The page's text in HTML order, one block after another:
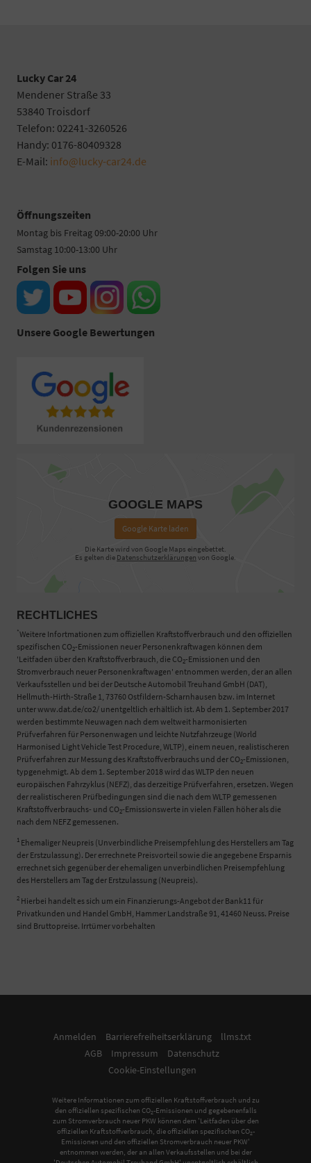
Lucky Car 24
Mendener Straße 33
53840 Troisdorf
Telefon: 02241-3260526
Handy: 0176-80409328
E-Mail: info@lucky-car24.de
Öffnungszeiten
Montag bis Freitag 09:00-20:00 Uhr
Samstag 10:00-13:00 Uhr
Folgen Sie uns
Unsere Google Bewertungen
GOOGLE MAPS
Google Karte laden
Die Karte wird von Google Maps eingebettet.
Es gelten die Datenschutzerklärungen von Google.
RECHTLICHES
*Weitere Infortmationen zum offiziellen Kraftstoffverbrauch und den offiziellen
spezifischen CO2-Emissionen neuer Personenkraftwagen können dem
'Leitfaden über den Kraftstoffverbrauch, die CO2-Emissionen und den
Stromverbrauch neuer Personenkraftwagen' entnommen werden, der an allen
Verkaufsstellen und bei der Deutsche Automobil Treuhand GmbH (DAT),
Hellmuth-Hirth-Straße 1, 73760 Ostfildern-Scharnhausen bzw. im Internet
unter www.dat.de/co2/ unentgeltlich erhältlich ist. Ab dem 1. September 2017
werden bestimmte Neuwagen nach dem weltweit harmonisierten
Prüfverfahren für Personenwagen und leichte Nutzfahrzeuge (World
Harmonised Light Vehicle Test Procedure, WLTP), einem neuen, realistischeren
Prüfverfahren zur Messung des Kraftstoffverbrauchs und der CO2-Emissionen,
typgenehmigt. Ab dem 1. September 2018 wird das WLTP den neuen
europäischen Fahrzyklus (NEFZ), das derzeitige Prüfverfahren, ersetzen. Wegen
der realistischeren Prüfbedingungen sind die nach dem WLTP gemessenen
Kraftstoffverbrauchs- und CO2-Emissionswerte in vielen Fällen höher als die
nach dem NEFZ gemessenen.
1 Ehemaliger Neupreis (Unverbindliche Preisempfehlung des Herstellers am Tag
der Erstzulassung). Der errechnete Preisvorteil sowie die angegebene Ersparnis
errechnet sich gegenüber der ehemaligen unverbindlichen Preisempfehlung
des Herstellers am Tag der Erstzulassung (Neupreis).
2 Hierbei handelt es sich um ein Finanzierungs-Angebot der Bank11 für
Privatkunden und Handel GmbH, Hammer Landstraße 91, 41460 Neuss. Preise
sind Bruttopreise. Irrtümer vorbehalten
Anmelden Barrierefreiheitserklärung
llms.txt
AGB
Impressum
Datenschutz
Cookie-Einstellungen
Weitere Informationen zum offiziellen Kraftstoffverbrauch und zu
den offiziellen spezifischen CO2-Emissionen und gegebenenfalls
zum Stromverbrauch neuer PKW können dem 'Leitfaden über den
offiziellen Kraftstoffverbrauch, die offiziellen spezifischen CO2-
Emissionen und den offiziellen Stromverbrauch neuer PKW'
entnommen werden, der an allen Verkaufsstellen und bei der